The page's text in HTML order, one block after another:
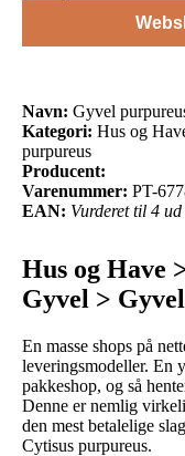
Navn: Gyvel
Kategori: Hus og
purpureus
Producent:
Varenummer: PT-
EAN: Vurderet til 4
Hus og Have
Gyvel >
En masse shops på
leveringsmodeller. En
pakkeshop, og så
Denne er nemlig
den mest betalelige
Cytisus purpureus.